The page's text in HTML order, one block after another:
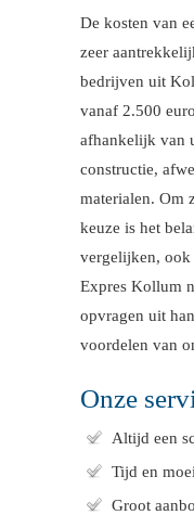
De kosten van
zeer
bedrijven uit
vanaf 2.500
afhankelijk van
constructie,
materialen. Om
keuze is het
vergelijken, ook
Expres Kollum
opvragen uit
voordelen van
Onze
Altijd een
Tijd en
Groot